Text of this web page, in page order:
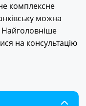
комплексне
можна
на консультацію